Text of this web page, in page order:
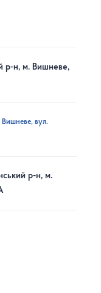
р-н, м. Вишневе,
Вишневе, вул.
р-н, м.